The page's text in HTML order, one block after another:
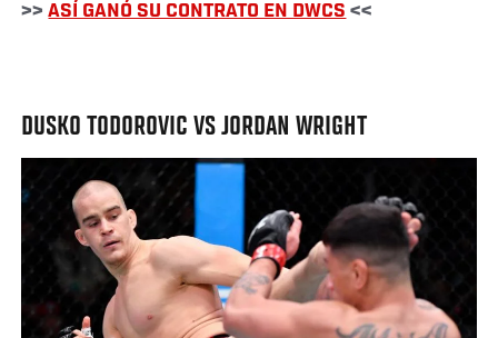
>>ASÍ GANÓ SU CONTRATO EN DWCS <<
DUSKO TODOROVIC VS JORDAN WRIGHT